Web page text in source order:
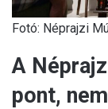
Fotó: Néprajzi
A
pont,